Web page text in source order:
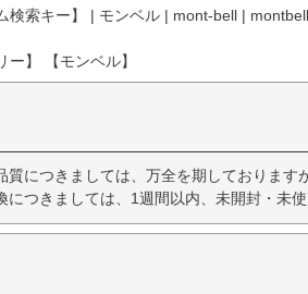
検索キー】 | モンベル | mont-bell |
ー】 【モンベル】
質につきましては、万全を期しておりま
につきましては、1週間以内、未開封・未使